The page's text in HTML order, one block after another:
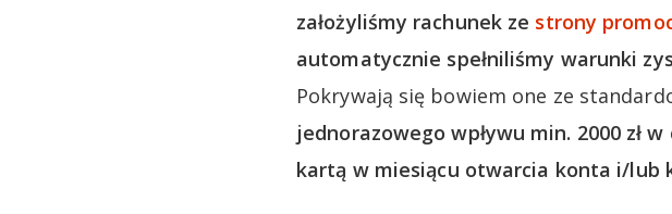
założyliśmy rachunek ze strony
automatycznie spełniliśmy warunki
Pokrywają się bowiem one ze
jednorazowego wpływu min. 2000 zł
kartą w miesiącu otwarcia konta i/lub